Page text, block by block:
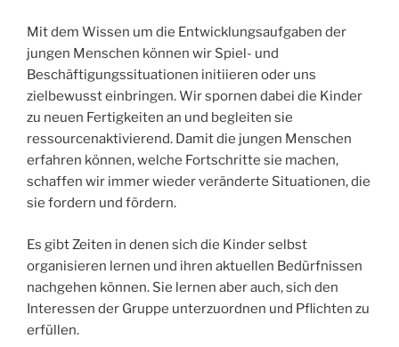
Mit dem Wissen um die Entwicklungsaufgaben der
jungen Menschen können wir Spiel- und
Beschäftigungssituationen initiieren oder uns
zielbewusst einbringen. Wir spornen dabei die Kinder
zu neuen Fertigkeiten an und begleiten sie
ressourcenaktivierend. Damit die jungen Menschen
erfahren können, welche Fortschritte sie machen,
schaffen wir immer wieder veränderte Situationen, die
sie fordern und fördern.
Es gibt Zeiten in denen sich die Kinder selbst
organisieren lernen und ihren aktuellen Bedürfnissen
nachgehen können. Sie lernen aber auch, sich den
Interessen der Gruppe unterzuordnen und Pflichten zu
erfüllen.